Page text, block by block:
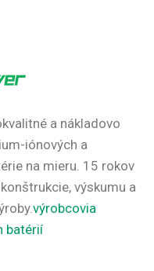
a nákladovo
iónových a
na mieru. 15 rokov
výskumu a
výrobcovia
batérií